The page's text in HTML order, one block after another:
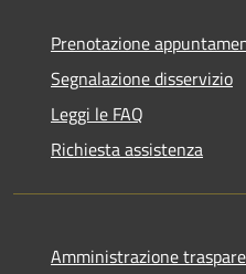
Prenotazione
Segnalazione disservizio
Leggi le FAQ
Richiesta assistenza
Amministrazione